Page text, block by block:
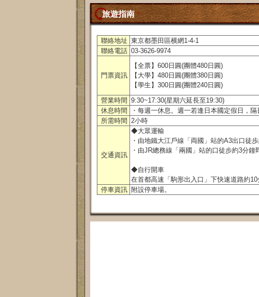
旅遊指南
聯絡地址 東京都墨田區横網1-4-1
聯絡電話 03-3626-9974
門票資訊
【全票】600日圓(團體480日圓)
【大學】480日圓(團體380日圓)
【學生】300日圓(團體240日圓)
營業時間 9:30~17:30(星期六延長至19:30)
休息時間
・每週一休息。週一若逢日本國定假日，隔
所需時間 2小時
交通資訊
◆大眾運輸
・由地鐵大江戶線「両國」站的A3出口徒歩
・由JR總務線「兩國」站的口徒步約3分鐘
◆自行開車
在首都高速「駒形出入口」下快速道路約10
停車資訊 附設停車場。